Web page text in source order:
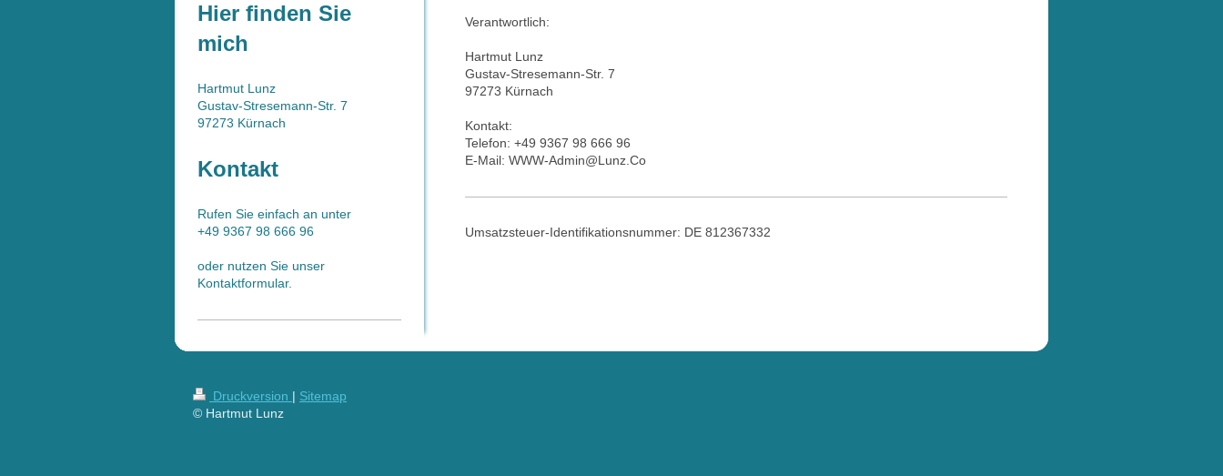
Verantwortlich:
Hartmut Lunz
Gustav-Stresemann-Str. 7
97273 Kürnach
Kontakt:
Telefon: +49 9367 98 666 96
E-Mail: WWW-Admin@Lunz.Co
Umsatzsteuer-Identifikationsnummer: DE 812367332
Hier finden Sie
mich
Hartmut Lunz
Gustav-Stresemann-Str. 7
97273 Kürnach
Kontakt
Rufen Sie einfach an unter
+49 9367 98 666 96
oder nutzen Sie unser
Kontaktformular.
Druckversion | Sitemap
© Hartmut Lunz